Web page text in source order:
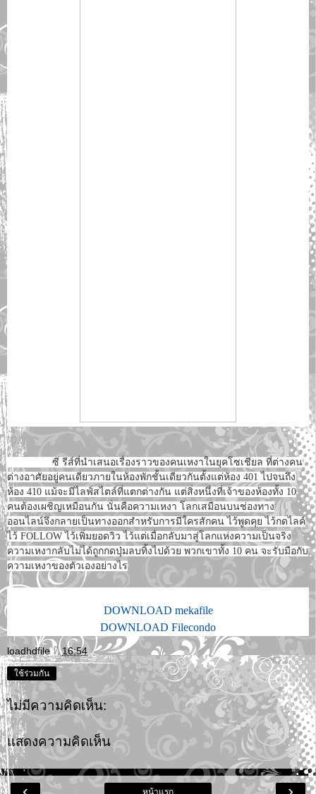
ซี รีส์ที่นำเสนอเรื่องราวของคนเหงาในยุคโซเชียล ที่ต่างคน
ต่างอาศัยอยู่คนเดียวภายในห้องพักชั้นเดียวกันตั้งแต่ห้อง 401 ไปจนถึง
ห้อง 410 แม้จะมีไลฟ์สไตล์ที่แตกต่างกัน แต่สิ่งหนึ่งที่เจ้าของห้องทั้ง 10
คนต้องเผชิญเหมือนกัน นั่นคือความเหงา โลกเสมือนบนช่องทาง
ออนไลน์จึงกลายเป็นทางออกสำหรับการมีใครสักคน ไว้พูดคุย ไว้กดไลค์
ไว้ FOLLOW ไว้เพิ่มยอดวิว ไว้แต่เมื่อกลับมาสู่โลกแห่งความเป็นจริง
ความเหงากลับไม่ได้ถูกกดปุ่มลบทิ้งไปด้วย พวกเขาทั้ง 10 คน จะรับมือกับ
ความเหงาของตัวเองอย่างไร
DOWNLOAD mekafile
DOWNLOAD Filecondo
loadhdfile ที่16:54
ใช้ร่วมกัน
ไม่มีความคิดเห็น:
แสดงความคิดเห็น